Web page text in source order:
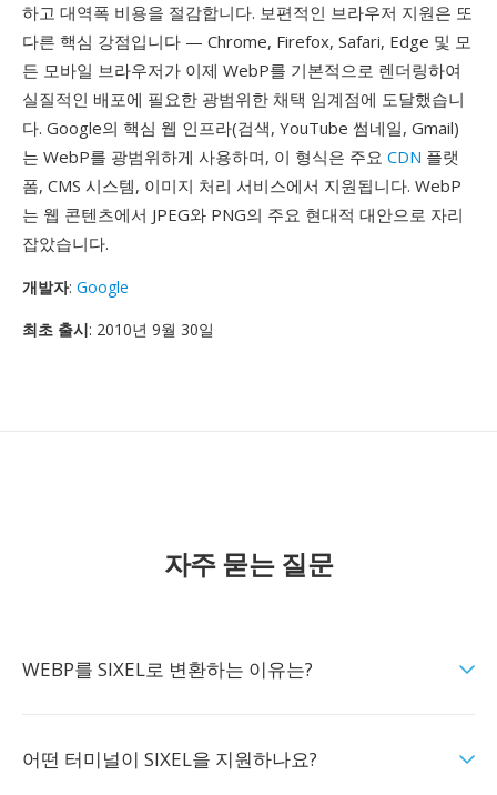
하고 대역폭 비용을 절감합니다. 보편적인 브라우저 지원은 또
다른 핵심 강점입니다 — Chrome, Firefox, Safari, Edge 및 모
든 모바일 브라우저가 이제 WebP를 기본적으로 렌더링하여
실질적인 배포에 필요한 광범위한 채택 임계점에 도달했습니
다. Google의 핵심 웹 인프라(검색, YouTube 썸네일, Gmail)
는 WebP를 광범위하게 사용하며, 이 형식은 주요 CDN 플랫
폼, CMS 시스템, 이미지 처리 서비스에서 지원됩니다. WebP
는 웹 콘텐츠에서 JPEG와 PNG의 주요 현대적 대안으로 자리
잡았습니다.
개발자: Google
최초 출시: 2010년 9월 30일
자주 묻는 질문
WEBP를 SIXEL로 변환하는 이유는?
어떤 터미널이 SIXEL을 지원하나요?